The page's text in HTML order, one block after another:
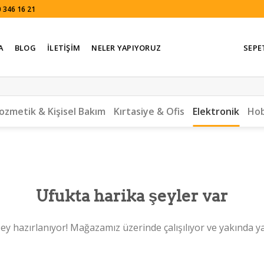
346 16 21
BLOG İLETIŞIM NELER YAPIYORUZ
& Kişisel Bakım Kırtasiye & Ofis Elektronik
Ufukta harika şeyler var
hazırlanıyor! Mağazamız üzerinde çalışılıyor ve yakında